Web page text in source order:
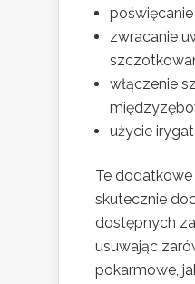
zwracanie
włączenie
użycie
Te
skutecznie
dostępnych
usuwając
pokarmowe,